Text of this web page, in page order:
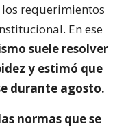
requerimientos
En ese
suele resolver
y estimó que
durante agosto.
normas que se